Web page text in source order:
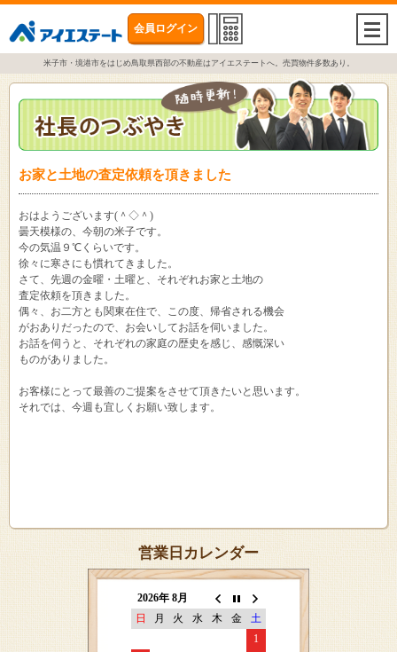
会員ログイン
米子市・境港市をはじめ鳥取県西部の不動産はアイエステートへ。売買物件多数あり。
お家と土地の査定依頼を頂きました
おはようございます(＾◇＾)
曇天模様の、今朝の米子です。
今の気温９℃くらいです。
徐々に寒さにも慣れてきました。
さて、先週の金曜・土曜と、それぞれお家と土地の
査定依頼を頂きました。
偶々、お二方とも関東在住で、この度、帰省される機会
がおありだったので、お会いしてお話を伺いました。
お話を伺うと、それぞれの家庭の歴史を感じ、感慨深い
ものがありました。
お客様にとって最善のご提案をさせて頂きたいと思います。
それでは、今週も宜しくお願い致します。
営業日カレンダー
2026年 8月
日
月 火 水 木 金
土
1